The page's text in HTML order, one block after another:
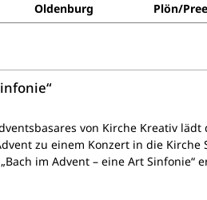
Oldenburg Plön/
von Kirche Kreativ lädt
zu einem Konzert in die Kirche
im Advent – eine Art Sinfonie“